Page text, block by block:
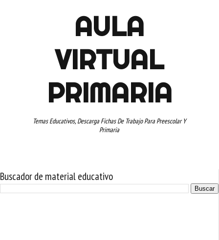
AULA
VIRTUAL
PRIMARIA
Temas Educativos, Descarga Fichas De Trabajo Para Preescolar Y
Primaria
Buscador de material educativo